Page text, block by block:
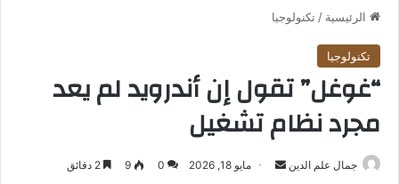
الرئيسية / تكنولوجيا
تكنولوجيا
“غوغل” تقول إن أندرويد لم يعد
مجرد نظام تشغيل
جمال علم الدين
أرسل مايو 18, 2026 0
9